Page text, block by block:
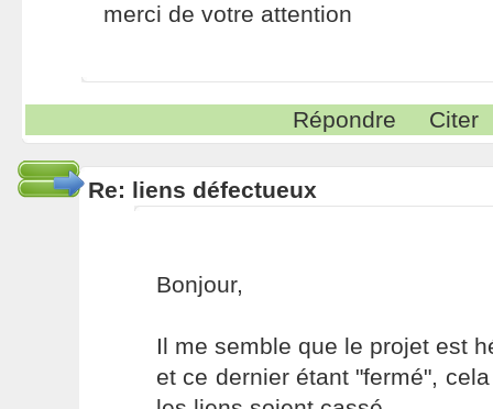
merci de votre attention
Répondre Citer
Re: liens défectueux
Bonjour,
Il me semble que le projet est
et ce dernier étant "fermé",